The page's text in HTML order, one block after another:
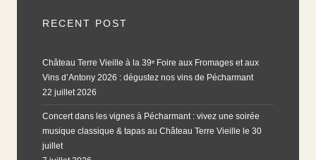
RECENT POST
Château Terre Vieille à la 39ᵉ Foire aux Fromages et aux
Vins d’Antony 2026 : dégustez nos vins de Pécharmant
22 juillet 2026
Concert dans les vignes à Pécharmant : vivez une soirée
musique classique & tapas au Château Terre Vieille le 30
juillet